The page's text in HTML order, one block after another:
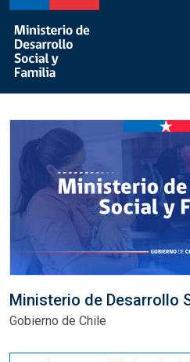
Ministerio de Desarrollo
Gobierno de Chile